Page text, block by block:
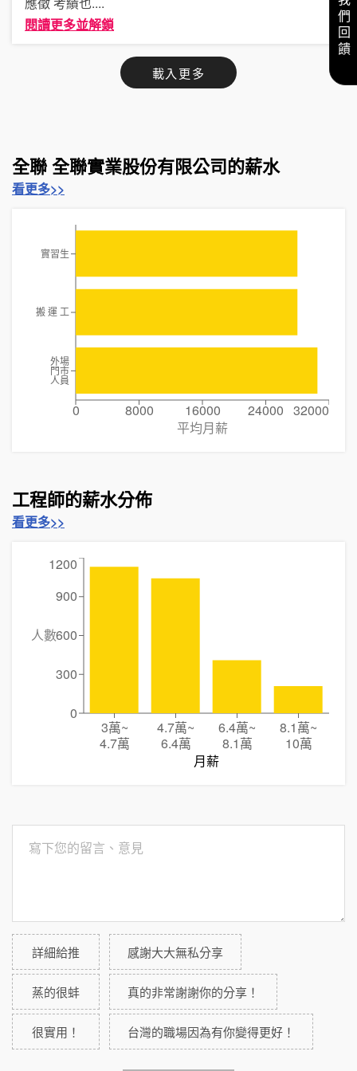
閱讀更多並解鎖
載入更多
全聯 全聯實業股份有限公司的薪水
看更多>>
0 8000 16000 24000 32000
平均月薪
實習生
搬 運 工
外場
門市
人員
工程師的薪水分佈
看更多>>
3萬~
4.7萬
4.7萬~
6.4萬
6.4萬~
8.1萬
8.1萬~
10萬
月薪
0
300
600
900
1200
人數
詳細給推 感謝大大無私分享
蒸的很蚌 真的非常謝謝你的分享！
很實用！ 台灣的職場因為有你變得更好！
給我們回饋